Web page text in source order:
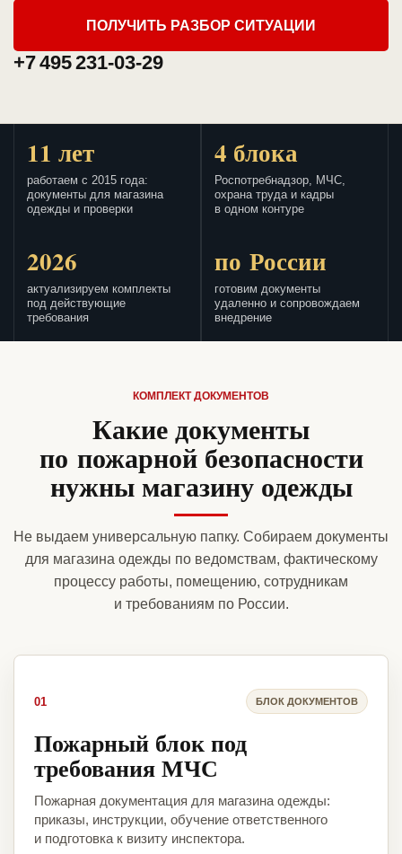
ПОЛУЧИТЬ РАЗБОР СИТУАЦИИ
+7 495 231-03-29
11 лет
работаем с 2015 года:
документы для магазина
одежды и проверки
4 блока
Роспотребнадзор, МЧС,
охрана труда и кадры
в одном контуре
2026
актуализируем комплекты
под действующие
требования
по России
готовим документы
удаленно и сопровождаем
внедрение
КОМПЛЕКТ ДОКУМЕНТОВ
Какие документы
по пожарной безопасности
нужны магазину одежды
Не выдаем универсальную папку. Собираем документы
для магазина одежды по ведомствам, фактическому
процессу работы, помещению, сотрудникам
и требованиям по России.
01 БЛОК ДОКУМЕНТОВ
Пожарный блок под
требования МЧС
Пожарная документация для магазина одежды:
приказы, инструкции, обучение ответственного
и подготовка к визиту инспектора.